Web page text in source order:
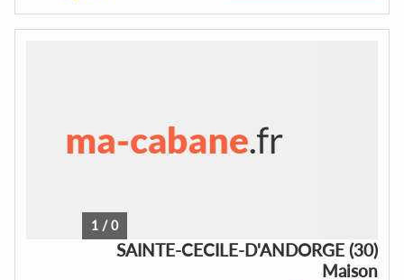
1 /0
SAINTE-CECILE-D'ANDORGE (30)
Maison